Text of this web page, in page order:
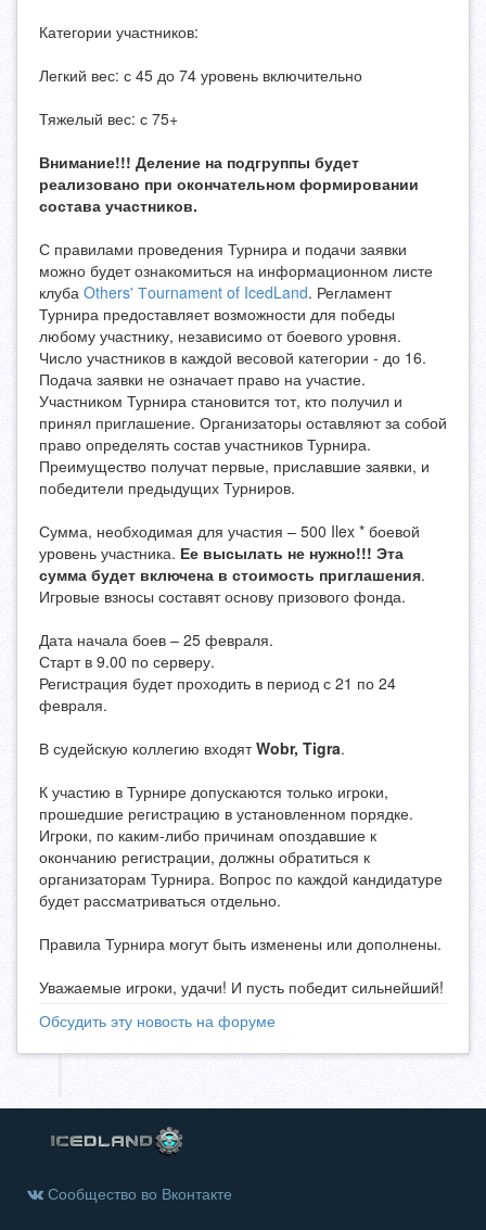
Категории участников:
Легкий вес: с 45 до 74 уровень включительно
Тяжелый вес: с 75+
Внимание!!! Деление на подгруппы будет
реализовано при окончательном формировании
состава участников.
С правилами проведения Турнира и подачи заявки
можно будет ознакомиться на информационном листе
клуба Others' Тournament of IcedLand. Регламент
Турнира предоставляет возможности для победы
любому участнику, независимо от боевого уровня.
Число участников в каждой весовой категории - до 16.
Подача заявки не означает право на участие.
Участником Турнира становится тот, кто получил и
принял приглашение. Организаторы оставляют за собой
право определять состав участников Турнира.
Преимущество получат первые, приславшие заявки, и
победители предыдущих Турниров.
Сумма, необходимая для участия – 500 Ilex * боевой
уровень участника. Ее высылать не нужно!!! Эта
сумма будет включена в стоимость приглашения.
Игровые взносы составят основу призового фонда.
Дата начала боев – 25 февраля.
Старт в 9.00 по серверу.
Регистрация будет проходить в период с 21 по 24
февраля.
В судейскую коллегию входятWobr, Tigra.
К участию в Турнире допускаются только игроки,
прошедшие регистрацию в установленном порядке.
Игроки, по каким-либо причинам опоздавшие к
окончанию регистрации, должны обратиться к
организаторам Турнира. Вопрос по каждой кандидатуре
будет рассматриваться отдельно.
Правила Турнира могут быть изменены или дополнены.
Уважаемые игроки, удачи! И пусть победит сильнейший!
Обсудить эту новость на форуме
Сообщество во Вконтакте